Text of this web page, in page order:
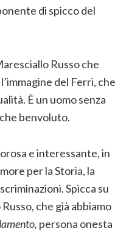
di spicco del
Russo che
del Ferri, che
È un uomo senza
benvoluto.
e interessante, in
per la Storia, la
Spicca su
che già abbiamo
persona onesta